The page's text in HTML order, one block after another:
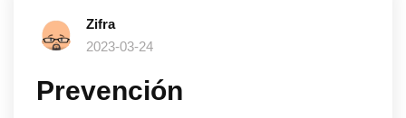
Zifra
2023-03-24
Prevención